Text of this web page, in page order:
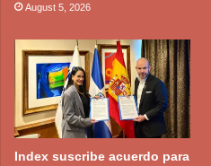
August 5, 2026
Index suscribe acuerdo para